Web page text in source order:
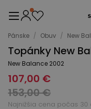
Pánske / Obuv / New
Topánky New
New Balance 2002
107,00 €
153,00 €
Najnižšia cena počas 30